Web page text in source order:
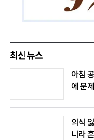
최신 뉴스
아침
에 문
의식
니라